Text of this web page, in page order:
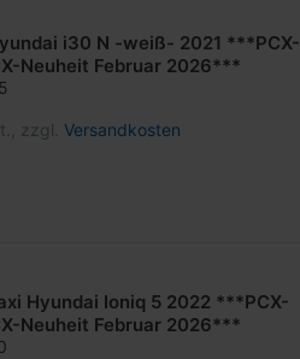
i30 N -weiß- 2021 ***PCX-
Neuheit Februar 2026***
zzgl. Versandkosten
Hyundai Ioniq 5 2022 ***PCX-
Neuheit Februar 2026***